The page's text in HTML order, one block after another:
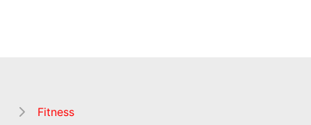
Fitness